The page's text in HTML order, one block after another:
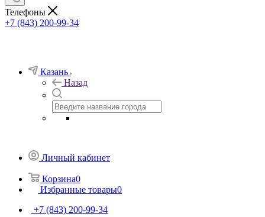
Телефоны
+7 (843) 200-99-34
Казань
Назад
Личный кабинет
Корзина0
Избранные товары0
+7 (843) 200-99-34